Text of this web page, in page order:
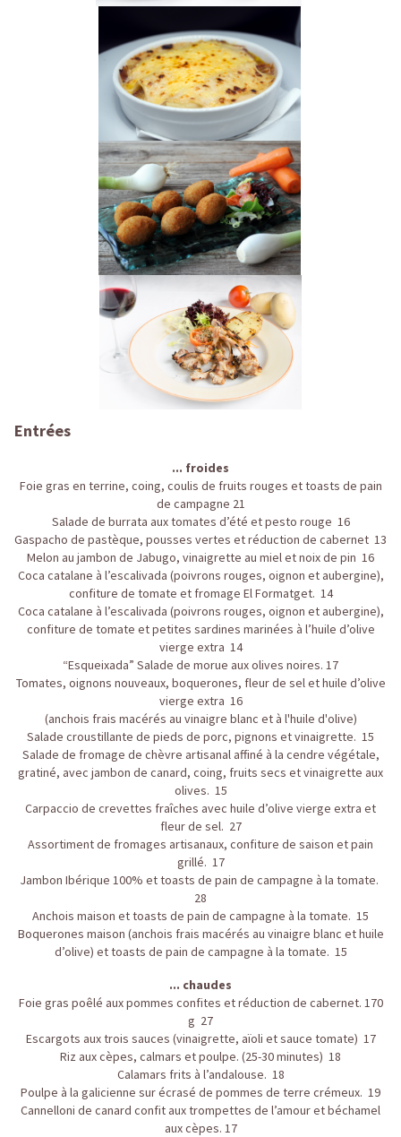
Entrées
... froides
Foie gras en terrine, coing, coulis de fruits rouges et toasts de pain
de campagne 21
Salade de burrata aux tomates d’été et pesto rouge 16
Gaspacho de pastèque, pousses vertes et réduction de cabernet 13
Melon au jambon de Jabugo, vinaigrette au miel et noix de pin 16
Coca catalane à l’escalivada (poivrons rouges, oignon et aubergine),
confiture de tomate et fromage El Formatget. 14
Coca catalane à l’escalivada (poivrons rouges, oignon et aubergine),
confiture de tomate et petites sardines marinées à l’huile d’olive
vierge extra 14
“Esqueixada” Salade de morue aux olives noires. 17
Tomates, oignons nouveaux, boquerones, fleur de sel et huile d’olive
vierge extra 16
(anchois frais macérés au vinaigre blanc et à l'huile d'olive)
Salade croustillante de pieds de porc, pignons et vinaigrette. 15
Salade de fromage de chèvre artisanal affiné à la cendre végétale,
gratiné, avec jambon de canard, coing, fruits secs et vinaigrette aux
olives. 15
Carpaccio de crevettes fraîches avec huile d’olive vierge extra et
fleur de sel. 27
Assortiment de fromages artisanaux, confiture de saison et pain
grillé. 17
Jambon Ibérique 100% et toasts de pain de campagne à la tomate.
28
Anchois maison et toasts de pain de campagne à la tomate. 15
Boquerones maison (anchois frais macérés au vinaigre blanc et huile
d’olive) et toasts de pain de campagne à la tomate. 15
... chaudes
Foie gras poêlé aux pommes confites et réduction de cabernet. 170
g 27
Escargots aux trois sauces (vinaigrette, aïoli et sauce tomate) 17
Riz aux cèpes, calmars et poulpe. (25-30 minutes) 18
Calamars frits à l’andalouse. 18
Poulpe à la galicienne sur écrasé de pommes de terre crémeux. 19
Cannelloni de canard confit aux trompettes de l’amour et béchamel
aux cèpes. 17